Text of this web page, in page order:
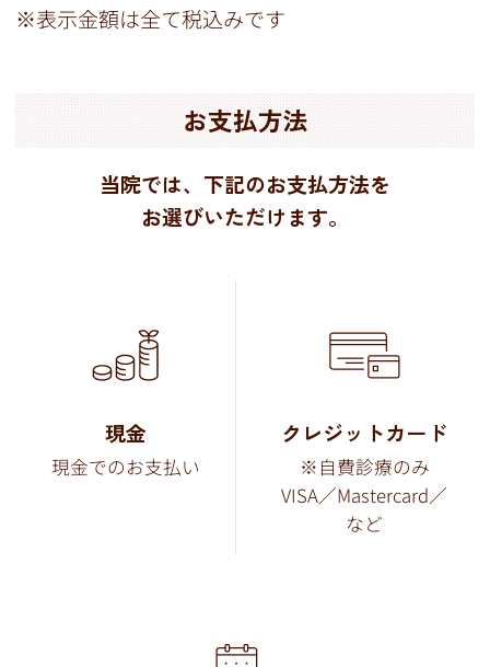
※表示金額は全て税込みです
お支払方法
当院では、下記のお支払方法を
お選びいただけます。
現金
現金でのお支払い
クレジットカード
※自費診療のみ
VISA／Mastercard／
など